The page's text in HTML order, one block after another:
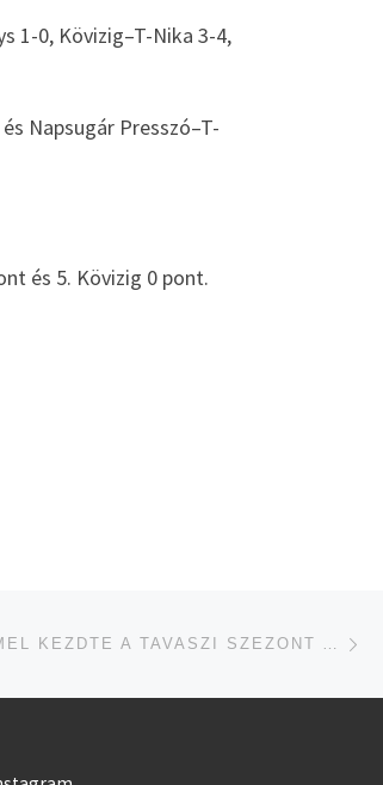
1-0, Kövizig–T-Nika 3-4,
Napsugár Presszó–T-
és 5. Kövizig 0 pont.
MEGÉRDEMELT GYŐZELEMMEL KEZDTE A TAVASZI SZEZONT A GYULAI KÉZILABDACSAPAT